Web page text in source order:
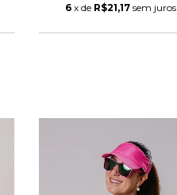
6 x de R$21,17 sem juros